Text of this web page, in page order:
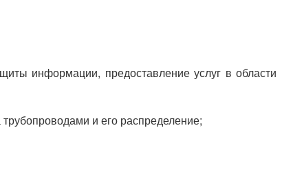
информации, предоставление услуг в области
и его распределение;